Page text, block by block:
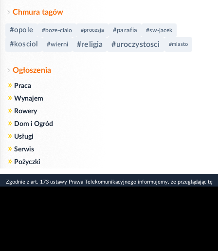
Chmura tagów
#opole #boze-cialo #procesja #parafia #sw-jacek
#kosciol #wierni #religia #uroczystosci #miasto
Ogłoszenia
» Praca
» Wynajem
» Rowery
» Dom i Ogród
» Usługi
» Serwis
» Pożyczki
Zgodnie z art. 173 ustawy Prawa Telekomunikacyjnego informujemy, że przeglądając tę